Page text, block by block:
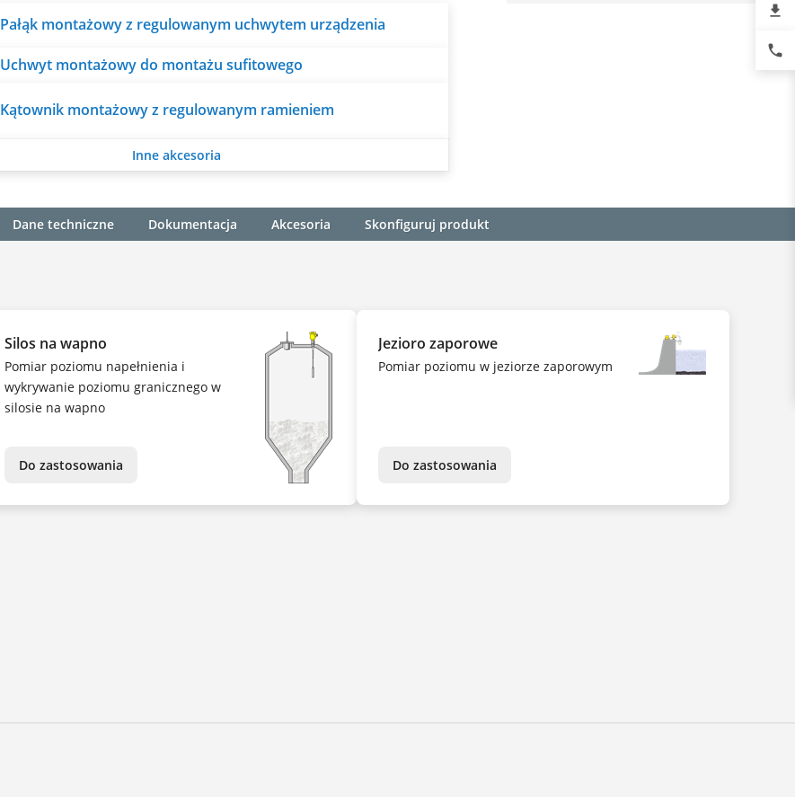
Pałąk montażowy z regulowanym uchwytem urządzenia
Uchwyt montażowy do montażu sufitowego
Kątownik montażowy z regulowanym ramieniem
Inne akcesoria
Dane techniczne Dokumentacja Akcesoria Skonfiguruj produkt
Silos na wapno
Pomiar poziomu napełnienia i
wykrywanie poziomu granicznego w
silosie na wapno
Do zastosowania
Jezioro zaporowe
Pomiar poziomu w jeziorze zaporowym
Do zastosowania
file_download
phone